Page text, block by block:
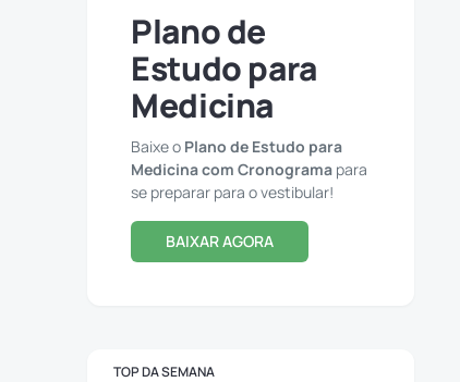
Plano de
Estudo para
Medicina
Baixe o Plano de Estudo para
Medicina com Cronograma
se preparar para o vestibular!
BAIXAR AGORA
TOP DA SEMANA